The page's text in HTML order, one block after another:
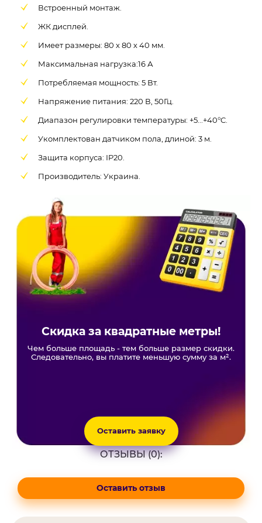
Встроенный монтаж.
ЖК дисплей.
Имеет размеры: 80 х 80 х 40 мм.
Максимальная нагрузка:16 А
Потребляемая мощность: 5 Вт.
Напряжение питания: 220 В, 50Гц.
Диапазон регулировки температуры: +5...+40°C.
Укомплектован датчиком пола, длиной: 3 м.
Защита корпуса: IP20.
Производитель: Украина.
Скидка за квадратные метры!
Чем больше площадь - тем больше размер скидки.
Следовательно, вы платите меньшую сумму за м².
Оставить заявку
ОТЗЫВЫ (0):
Оставить отзыв